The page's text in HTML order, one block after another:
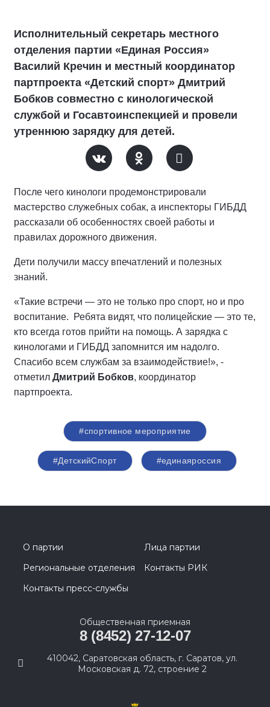
Исполнительный секретарь местного
отделения партии «Единая Россия»
Василий Кречин и местный координатор
партпроекта «Детский спорт» Дмитрий
Бобков совместно с кинологической
службой и Госавтоинспекцией и провели
утреннюю зарядку для детей.
После чего кинологи продемонстрировали
мастерство служебных собак, а инспекторы ГИБДД
рассказали об особенностях своей работы и
правилах дорожного движения.
Дети получили массу впечатлений и полезных
знаний.
«Такие встречи — это не только про спорт, но и про
воспитание. Ребята видят, что полицейские — это те,
кто всегда готов прийти на помощь. А зарядка с
кинологами и ГИБДД запомнится им надолго.
Спасибо всем службам за взаимодействие!», -
отметил Дмитрий Бобков, координатор
партпроекта.
#спортивное мероприятие
#ДетскийСпорт #единаяроссия
О партии
Лица партии
Региональные отделения
Контакты РИК
Контакты пресс-службы
Общественная приемная
8 (8452) 27-12-07
410042, Саратовская область, г. Саратов, ул.
Московская д. 72, строение 2